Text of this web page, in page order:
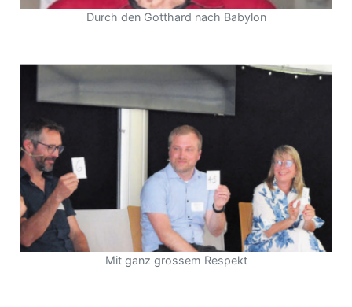
Durch den Gotthard nach Babylon
Mit ganz grossem Respekt